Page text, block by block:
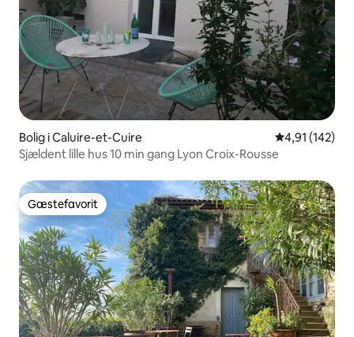
Bolig i Caluire-et-Cuire 4,91 ud af 5 i
4,91 (142)
Sjældent lille hus 10 min gang Lyon Croix-Rousse
Gæstefavorit
Gæstefavorit